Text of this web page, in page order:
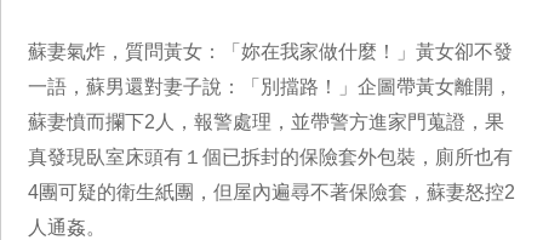
蘇妻氣炸，質問黃女：「妳在我家做什麼！」黃女卻不發
一語，蘇男還對妻子說：「別擋路！」企圖帶黃女離開，
蘇妻憤而攔下2人，報警處理，並帶警方進家門蒐證，果
真發現臥室床頭有１個已拆封的保險套外包裝，廁所也有
4團可疑的衛生紙團，但屋內遍尋不著保險套，蘇妻怒控2
人通姦。